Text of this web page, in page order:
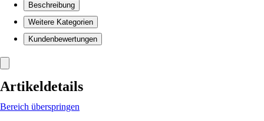
Beschreibung
Weitere Kategorien
Kundenbewertungen
Artikeldetails
Bereich überspringen